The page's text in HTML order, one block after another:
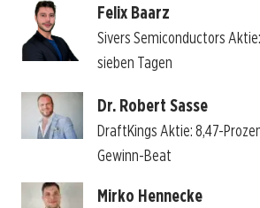
Felix Baarz
Sivers Semiconductors
sieben Tagen
Dr. Robert Sasse
DraftKings Aktie: 8,47-
Gewinn-Beat
Mirko Hennecke